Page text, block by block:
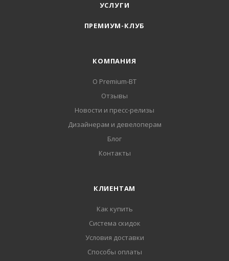
УСЛУГИ
ПРЕМИУМ-КЛУБ
КОМПАНИЯ
О Premium-BT
Отзывы
Новости и пресс-релизы
Дизайнерам и девелоперам
Блог
Контакты
КЛИЕНТАМ
Как купить
Система скидок
Условия доставки
Способы оплаты